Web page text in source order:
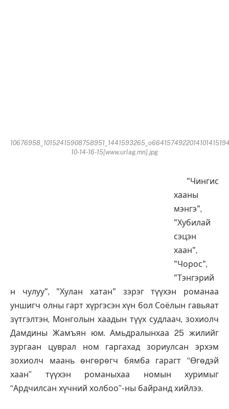
10-14-16-15[www.urlag.mn].jpg
"Чингис
хааны
мэнгэ",
"Хубилай
сэцэн
хаан",
"Чорос",
"Тэнгэрий
н чулуу", "Хулан хатан" зэрэг түүхэн романаа
уншигч олны гарт хүргэсэн хүн бол Соёлын гавьяат
зүтгэлтэн, Монголын хаадын түүх судлаач, зохиолч
Дамдины Жамъян юм. Амьдралынхаа 25 жилийг
зургаан цуврал ном гаргахад зориулсан эрхэм
зохиолч маань өнгөрөгч бямба гарагт “Өгөдэй
хаан” түүхэн романыхаа номын хуримыг
“Ардчилсан хүчний холбоо”-ны байранд хийлээ.